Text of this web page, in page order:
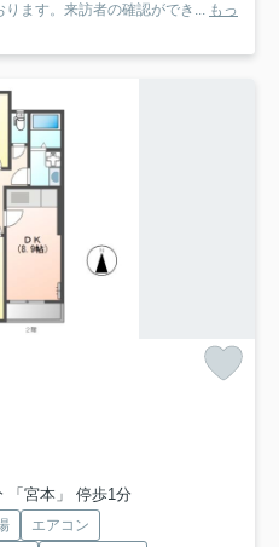
ます。来訪者の確認ができ... もっ
「宮本」 停歩1分
エアコン